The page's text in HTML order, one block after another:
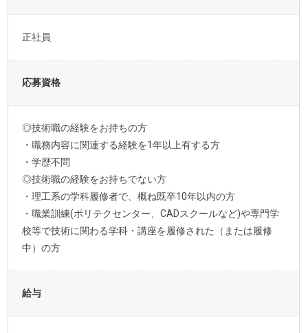
正社員
応募資格
◎技術職の経験をお持ちの方
・職務内容に関連する経験を1年以上有する方
・学歴不問
◎技術職の経験をお持ちでない方
・理工系の学科履修者で、概ね既卒10年以内の方
・職業訓練(ポリテクセンター、CADスクールなど)や専門学
校等で技術に関わる学科・講座を履修された（または履修
中）の方
給与